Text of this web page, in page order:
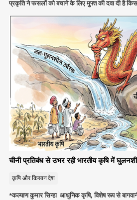
प्रकृति ने फसलों को बचाने के लिए मुफ्त की दवा दी है
चीनी प्रतिबंध से उभर रही भारतीय कृषि में
कृषि और किसानदेश
*कल्याण कुमार सिन्हा आधुनिक कृषि, विशेष रूप से